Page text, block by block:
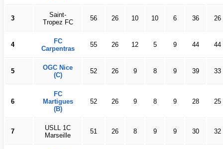
3
Saint-
Tropez FC
56 26 10 10 6 36 26
4
FC
Carpentras
55 26 12 5 9 44 44
5
OGC Nice
(C)
52 26 9 8 9 39 33
6
FC
Martigues
(B)
52 26 9 8 9 28 25
7
USLL 1C
Marseille
51 26 8 9 9 30 32